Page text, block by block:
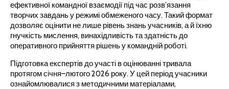
ефективної командної взаємодії під час розв’язання
творчих завдань у режимі обмеженого часу. Такий формат
дозволяє оцінити не лише рівень знань учасників, а й їхню
гнучкість мислення, винахідливість та здатність до
оперативного прийняття рішень у командній роботі.
Підготовка експертів до участі в оцінюванні тривала
протягом січня–лютого 2026 року. У цей період учасники
ознайомлювалися з методичними матеріалами,